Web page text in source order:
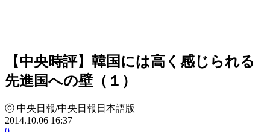
【中央時評】韓国には高く感じられる
先進国への壁（１）
ⓒ 中央日報/中央日報日本語版
2014.10.06 16:37